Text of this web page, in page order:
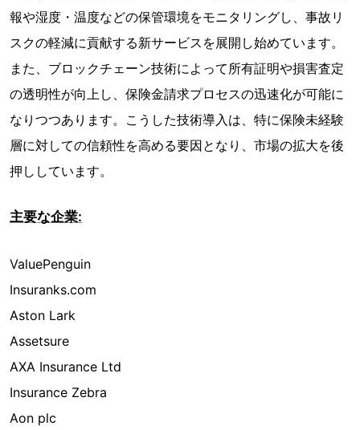
報や湿度・温度などの保管環境をモニタリングし、事故リ
スクの軽減に貢献する新サービスを展開し始めています。
また、ブロックチェーン技術によって所有証明や損害査定
の透明性が向上し、保険金請求プロセスの迅速化が可能に
なりつつあります。こうした技術導入は、特に保険未経験
層に対しての信頼性を高める要因となり、市場の拡大を後
押ししています。
主要な企業:
ValuePenguin
Insuranks.com
Aston Lark
Assetsure
AXA Insurance Ltd
Insurance Zebra
Aon plc